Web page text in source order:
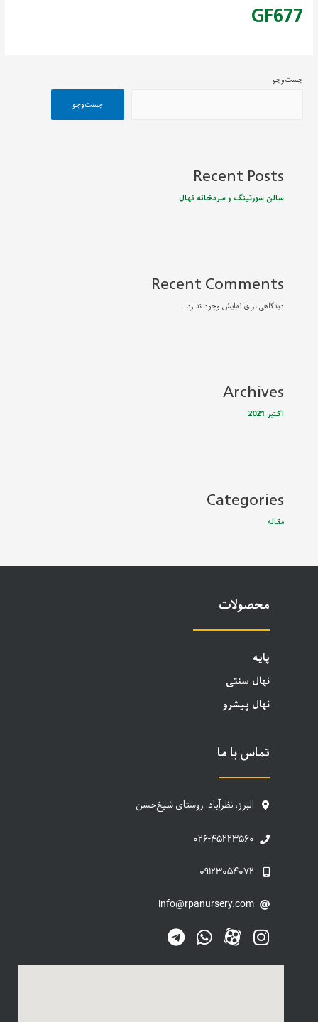
GF677
جست‌وجو
جست‌وجو
Recent Posts
سالن سورتینگ و سردخانه نهال
Recent Comments
دیدگاهی برای نمایش وجود ندارد.
Archives
اکتبر 2021
Categories
مقاله
محصولات
پایه
نهال سنتی
نهال پیشرو
تماس با ما
البرز، نظرآباد، روستای شیخ‌حسن
۰۲۶-۴۵۲۲۳۵۶۰
۰۹۱۲۳۰۵۴۰۷۲
info@rpanursery.com